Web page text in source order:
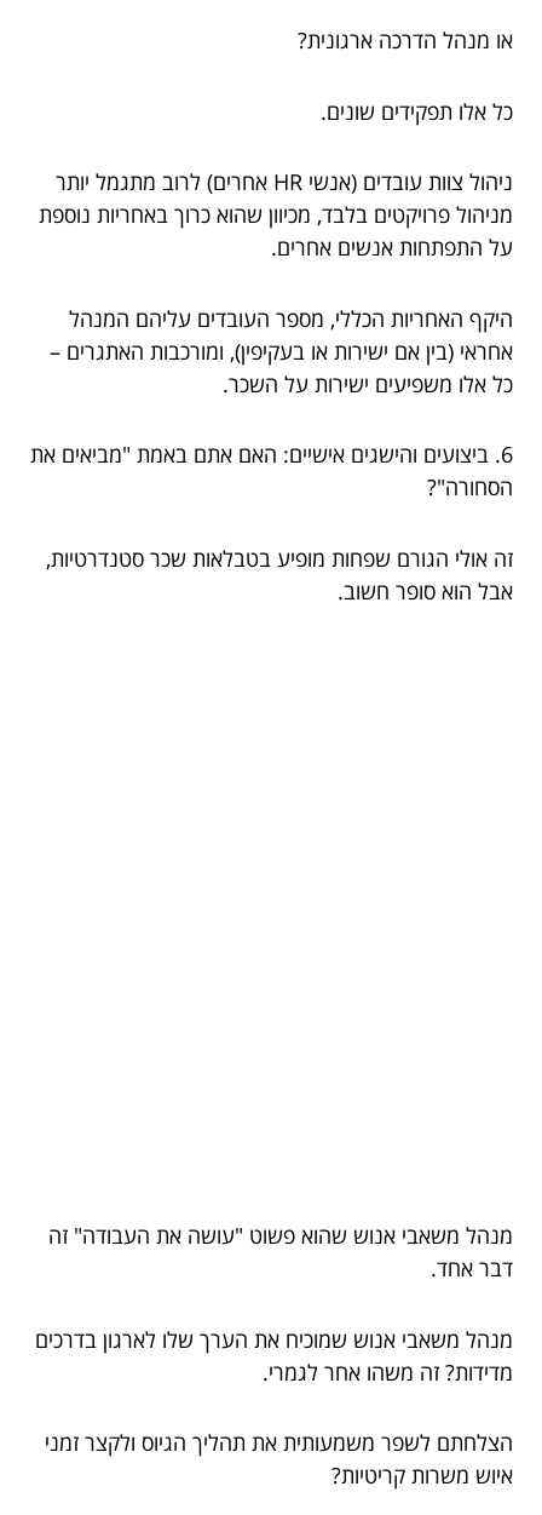
או מנהל הדרכה ארגונית?
כל אלו תפקידים שונים.
ניהול צוות עובדים (אנשי HR אחרים) לרוב מתגמל יותר
מניהול פרויקטים בלבד, מכיוון שהוא כרוך באחריות נוספת
על התפתחות אנשים אחרים.
היקף האחריות הכללי, מספר העובדים עליהם המנהל
אחראי (בין אם ישירות או בעקיפין), ומורכבות האתגרים –
כל אלו משפיעים ישירות על השכר.
6. ביצועים והישגים אישיים: האם אתם באמת "מביאים את
הסחורה"?
זה אולי הגורם שפחות מופיע בטבלאות שכר סטנדרטיות,
אבל הוא סופר חשוב.
מנהל משאבי אנוש שהוא פשוט "עושה את העבודה" זה
דבר אחד.
מנהל משאבי אנוש שמוכיח את הערך שלו לארגון בדרכים
מדידות? זה משהו אחר לגמרי.
הצלחתם לשפר משמעותית את תהליך הגיוס ולקצר זמני
איוש משרות קריטיות?